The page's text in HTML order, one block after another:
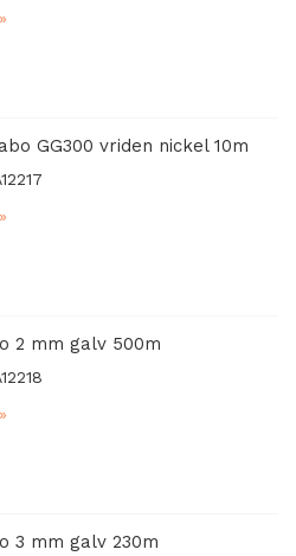
GG300 vriden nickel 10m
2 mm galv 500m
3 mm galv 230m